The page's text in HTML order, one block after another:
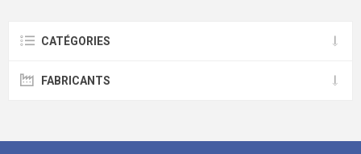
CATÉGORIES
FABRICANTS